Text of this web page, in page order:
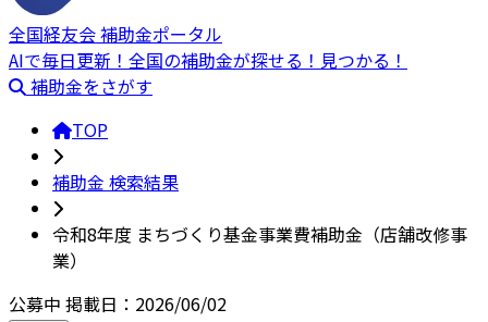
全国経友会 補助金ポータル
AIで毎日更新！全国の補助金が探せる！見つかる！
補助金をさがす
TOP
補助金 検索結果
令和8年度 まちづくり基金事業費補助金（店舗改修事
業）
公募中 掲載日：2026/06/02